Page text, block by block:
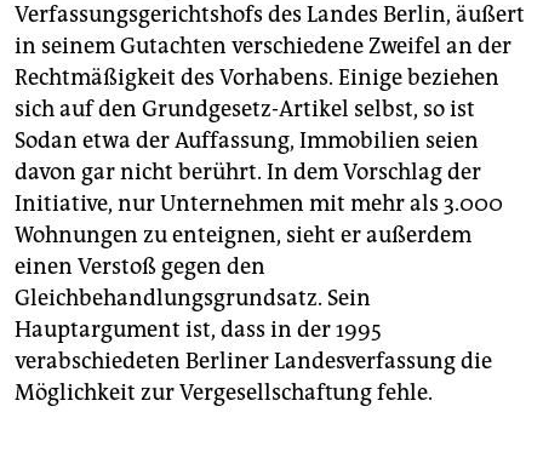
Verfassungsgerichtshofs des Landes Berlin, äußert
in seinem Gutachten verschiedene Zweifel an der
Rechtmäßigkeit des Vorhabens. Einige beziehen
sich auf den Grundgesetz-Artikel selbst, so ist
Sodan etwa der Auffassung, Immobilien seien
davon gar nicht berührt. In dem Vorschlag der
Initiative, nur Unternehmen mit mehr als 3.000
Wohnungen zu enteignen, sieht er außerdem
einen Verstoß gegen den
Gleichbehandlungsgrundsatz. Sein
Hauptargument ist, dass in der 1995
verabschiedeten Berliner Landesverfassung die
Möglichkeit zur Vergesellschaftung fehle.